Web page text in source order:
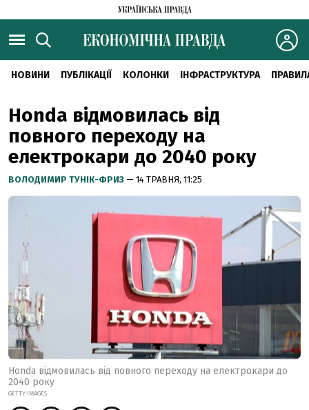
НОВИНИ ПУБЛІКАЦІЇ КОЛОНКИ ІНФРАСТРУКТУРА
Honda відмовилась від
повного переходу на
електрокари до 2040 року
ВОЛОДИМИР ТУНІК-ФРИЗ — 14 ТРАВНЯ, 11:25
Honda відмовилась від повного переходу на електрокари до
2040 року
GETTY IMAGES